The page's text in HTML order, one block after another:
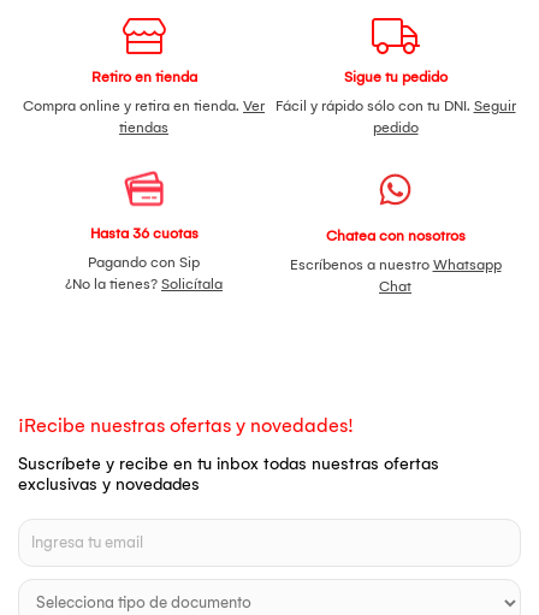
Retiro en tienda
Compra online y retira en tienda. Ver
tiendas
Sigue tu pedido
Fácil y rápido sólo con tu DNI. Seguir
pedido
Hasta 36 cuotas
Pagando con Sip
¿No la tienes? Solicítala
Chatea con nosotros
Escríbenos a nuestro Whatsapp
Chat
¡Recibe nuestras ofertas y novedades!
Suscríbete y recibe en tu inbox todas nuestras ofertas
exclusivas y novedades